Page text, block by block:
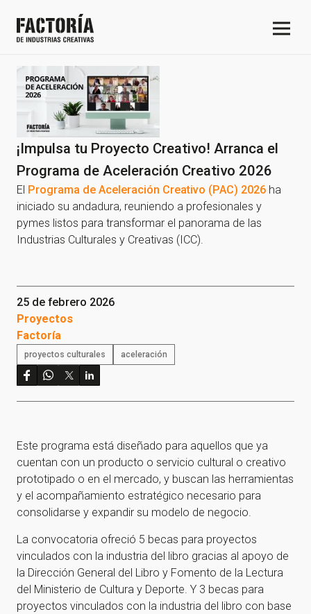
¡Impulsa tu Proyecto Creativo! Arranca el
Programa de Aceleración Creativo 2026
El Programa de Aceleración Creativo (PAC) 2026 ha
iniciado su andadura, reuniendo a profesionales y
pymes listos para transformar el panorama de las
Industrias Culturales y Creativas (ICC).
25 de febrero 2026
Proyectos
Factoría
proyectos culturales aceleración
Este programa está diseñado para aquellos que ya
cuentan con un producto o servicio cultural o creativo
prototipado o en el mercado, y buscan las herramientas
y el acompañamiento estratégico necesario para
consolidarse y expandir su modelo de negocio.
La convocatoria ofreció 5 becas para proyectos
vinculados con la industria del libro gracias al apoyo de
la Dirección General del Libro y Fomento de la Lectura
del Ministerio de Cultura y Deporte. Y 3 becas para
proyectos vinculados con la industria del libro con base